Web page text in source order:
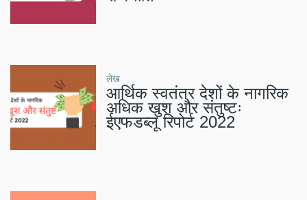
लेख
आर्थिक स्वतंत्र देशों के नागरिक
अधिक खुश और संतुष्टः
ईएफडब्लू रिपोर्ट 2022